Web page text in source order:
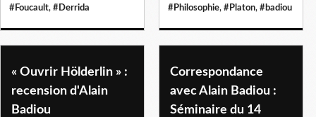
#Foucault, #Derrida
#Philosophie, #Platon, #badiou
« Ouvrir Hölderlin » :
recension d'Alain
Badiou
Correspondance
avec Alain Badiou :
Séminaire du 14